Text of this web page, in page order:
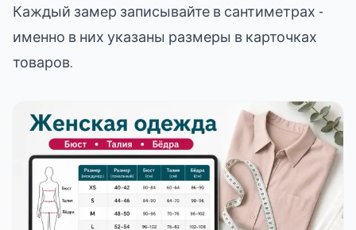
Каждый замер записывайте в сантиметрах -
именно в них указаны размеры в карточках
товаров.